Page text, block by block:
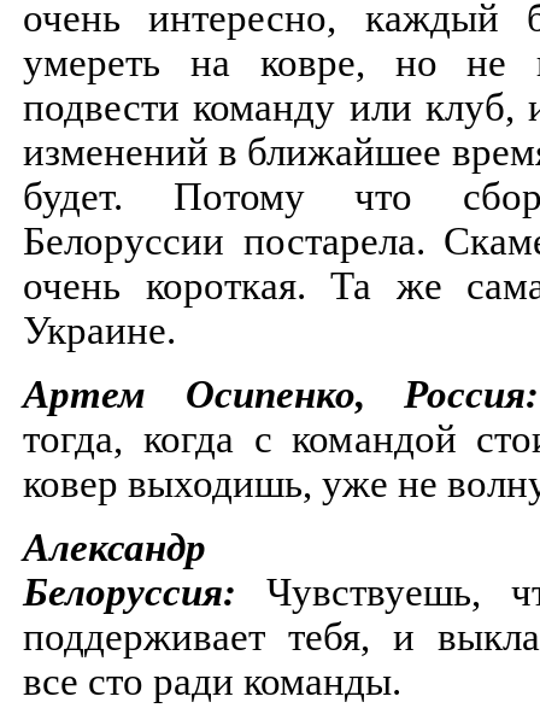
очень интересно, каждый
умереть на ковре, но не
подвести команду или клуб,
изменений в ближайшее
будет. Потому что
Белоруссии постарела.
очень короткая. Та же
Украине.
Артем Осипенко,
тогда, когда с командой
ковер выходишь, уже не
Александр
Белоруссия: Чувствуешь,
поддерживает тебя, и
все сто ради команды.